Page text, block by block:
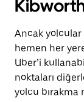
Ancak
hemen her
Uber’i
noktaları
yolcu bırakma